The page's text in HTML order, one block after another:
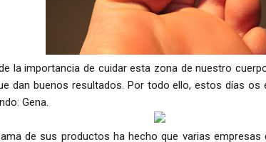
la importancia de cuidar esta zona de nuestro
dan buenos resultados. Por todo ello, estos días os
Gena.
de sus productos ha hecho que varias